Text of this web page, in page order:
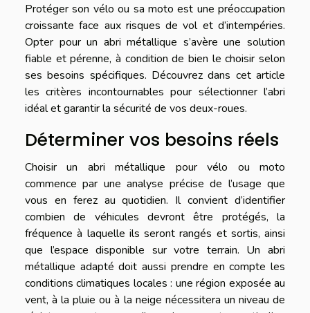
Protéger son vélo ou sa moto est une préoccupation
croissante face aux risques de vol et d’intempéries.
Opter pour un abri métallique s’avère une solution
fiable et pérenne, à condition de bien le choisir selon
ses besoins spécifiques. Découvrez dans cet article
les critères incontournables pour sélectionner l’abri
idéal et garantir la sécurité de vos deux-roues.
Déterminer vos besoins réels
Choisir un abri métallique pour vélo ou moto
commence par une analyse précise de l’usage que
vous en ferez au quotidien. Il convient d’identifier
combien de véhicules devront être protégés, la
fréquence à laquelle ils seront rangés et sortis, ainsi
que l’espace disponible sur votre terrain. Un abri
métallique adapté doit aussi prendre en compte les
conditions climatiques locales : une région exposée au
vent, à la pluie ou à la neige nécessitera un niveau de